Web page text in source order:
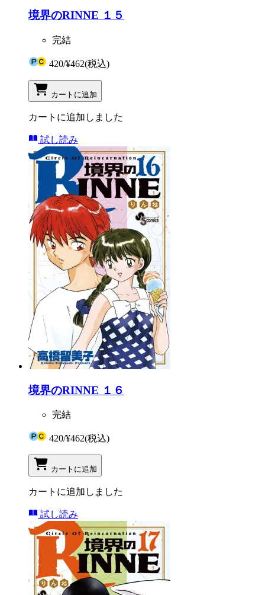
境界のRINNE １５
完結
420/¥462(税込)
カートに追加
カートに追加しました
試し読み
境界のRINNE １６
完結
420/¥462(税込)
カートに追加
カートに追加しました
試し読み